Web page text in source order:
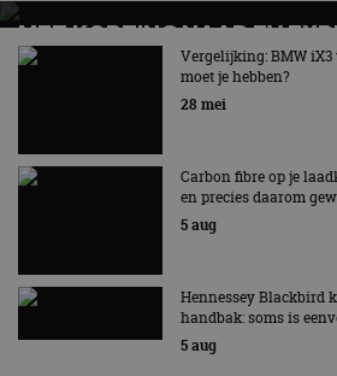
MET KORTING NAAR EV
AUTORAI REGELT HET!
EV Experience 2026 van 24 tot 26
Vergelijking: BMW
moet je hebben?
28 mei
Carbon fibre op je
en precies daarom
5 aug
Hennessey Blackbird
handbak: soms is
5 aug